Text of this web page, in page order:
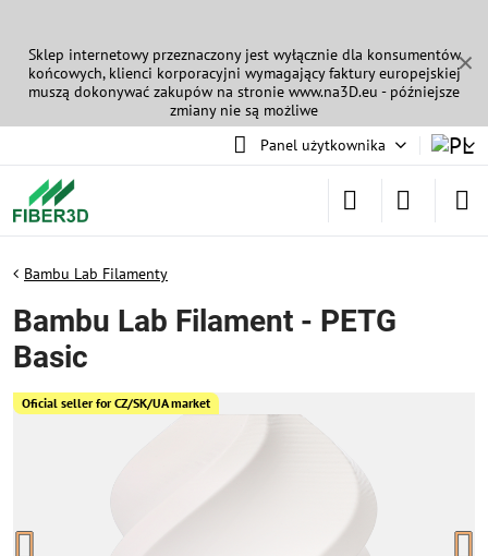
✕
Sklep internetowy przeznaczony jest wyłącznie dla konsumentów
końcowych, klienci korporacyjni wymagający faktury europejskiej
muszą dokonywać zakupów na stronie www.na3D.eu - późniejsze
zmiany nie są możliwe
Panel użytkownika
Oficial seller for CZ/SK/UA market
Bambu Lab Filamenty
Bambu Lab Filament - PETG
Basic